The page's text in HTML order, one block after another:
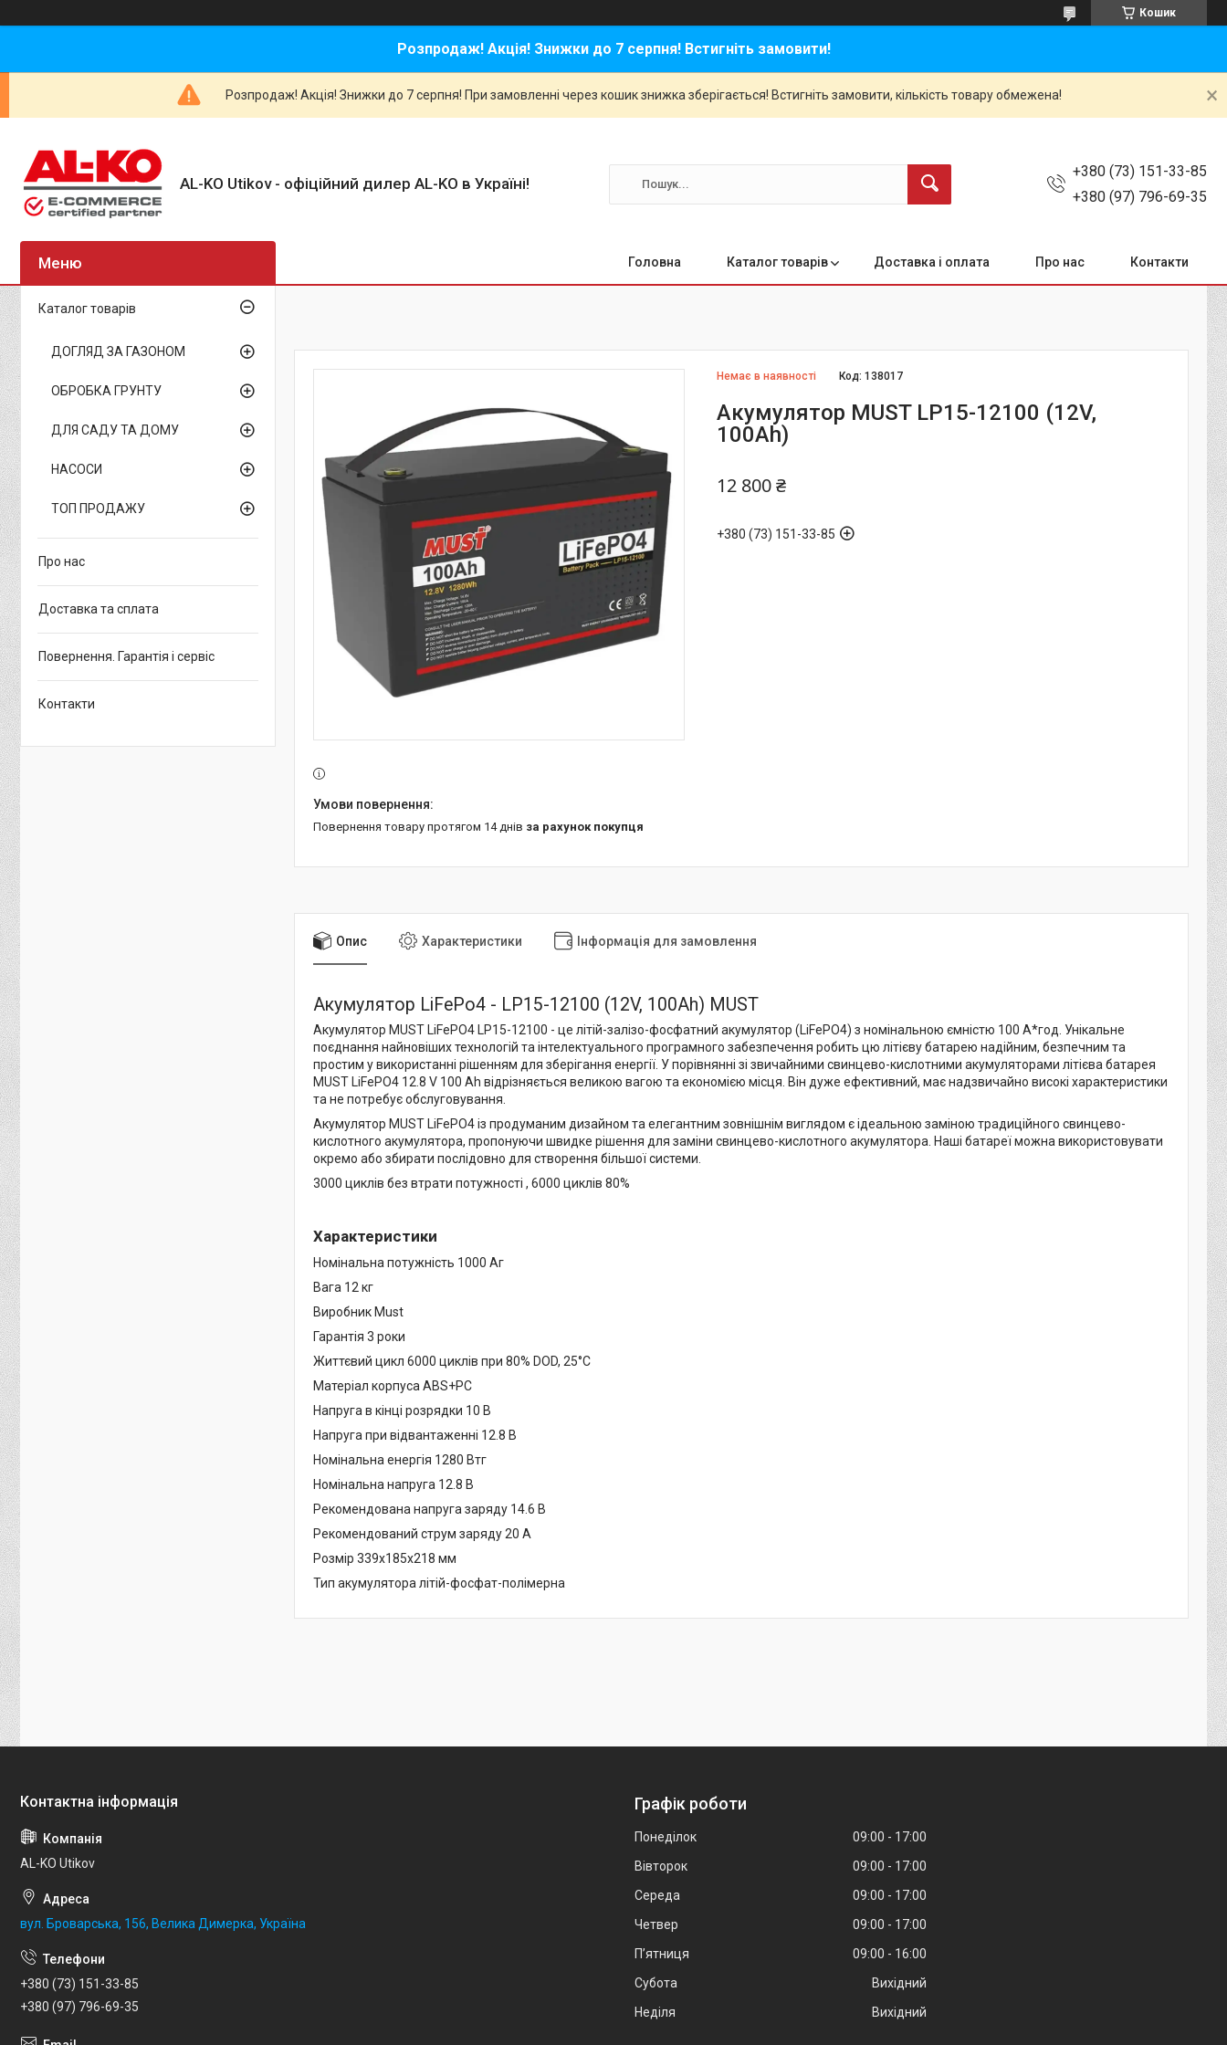
Кошик
Розпродаж! Акція! Знижки до 7 серпня! Встигніть замовити!
Розпродаж! Акція! Знижки до 7 серпня! При замовленні через кошик знижка зберігається! Встигніть замовити, кількість товару обмежена!
AL-KO Utikov - офіційний дилер AL-KO в Україні!
+380 (73) 151-33-85
+380 (97) 796-69-35
Головна Каталог товарів Доставка і оплата Про нас Контакти
Немає в наявності Код:138017
Акумулятор MUST LP15-12100 (12V,
100Ah)
12 800 ₴
+380 (73) 151-33-85
повернення товару протягом 14 днів за рахунок покупця
Опис Характеристики Інформація для замовлення
Акумулятор LiFePo4 - LP15-12100 (12V, 100Ah) MUST
Акумулятор MUST LiFePO4 LP15-12100 - це літій-залізо-фосфатний акумулятор (LiFePO4) з номінальною ємністю 100 А*год. Унікальне
поєднання найновіших технологій та інтелектуального програмного забезпечення робить цю літієву батарею надійним, безпечним та
простим у використанні рішенням для зберігання енергії. У порівнянні зі звичайними свинцево-кислотними акумуляторами літієва батарея
MUST LiFePO4 12.8 V 100 Ah відрізняється великою вагою та економією місця. Він дуже ефективний, має надзвичайно високі характеристики
та не потребує обслуговування.
Акумулятор MUST LiFePO4 із продуманим дизайном та елегантним зовнішнім виглядом є ідеальною заміною традиційного свинцево-
кислотного акумулятора, пропонуючи швидке рішення для заміни свинцево-кислотного акумулятора. Наші батареї можна використовувати
окремо або збирати послідовно для створення більшої системи.
3000 циклів без втрати потужності , 6000 циклів 80%
Характеристики
Номінальна потужність 1000 Аг
Вага 12 кг
Виробник Must
Гарантія 3 роки
Життєвий цикл 6000 циклів при 80% DOD, 25°C
Матеріал корпуса ABS+PC
Напруга в кінці розрядки 10 В
Напруга при відвантаженні 12.8 В
Номінальна енергія 1280 Втг
Номінальна напруга 12.8 В
Рекомендована напруга заряду 14.6 В
Рекомендований струм заряду 20 A
Розмір 339x185x218 мм
Тип акумулятора літій-фосфат-полімерна
Каталог товарів
ДОГЛЯД ЗА ГАЗОНОМ
ОБРОБКА ГРУНТУ
ДЛЯ САДУ ТА ДОМУ
НАСОСИ
ТОП ПРОДАЖУ
Про нас
Доставка та сплата
Повернення. Гарантія і сервіс
Контакти
AL-KO Utikov
вул. Броварська, 156, Велика Димерка, Україна
+380 (73) 151-33-85
+380 (97) 796-69-35
Графік роботи
Понеділок 09:00
17:00
Вівторок
09:00
17:00
Середа
09:00
17:00
Четвер
09:00
17:00
Пʼятниця
09:00
16:00
Субота
Вихідний
Неділя
Вихідний